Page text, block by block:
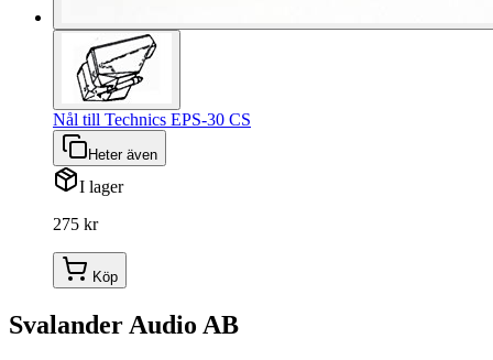
Nål till Technics EPS-30 CS
Heter även
I lager
275 kr
Köp
Svalander Audio AB